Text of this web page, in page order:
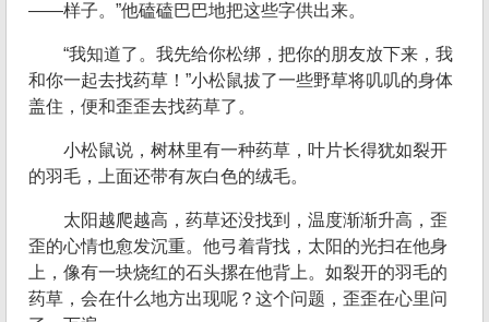
——样子。”他磕磕巴巴地把这些字供出来。
“我知道了。我先给你松绑，把你的朋友放下来，我
和你一起去找药草！”小松鼠拔了一些野草将叽叽的身体
盖住，便和歪歪去找药草了。
小松鼠说，树林里有一种药草，叶片长得犹如裂开
的羽毛，上面还带有灰白色的绒毛。
太阳越爬越高，药草还没找到，温度渐渐升高，歪
歪的心情也愈发沉重。他弓着背找，太阳的光扫在他身
上，像有一块烧红的石头摞在他背上。如裂开的羽毛的
药草，会在什么地方出现呢？这个问题，歪歪在心里问